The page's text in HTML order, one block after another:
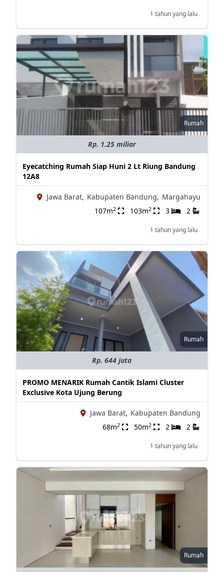
1 tahun yang lalu
Rumah
Rp. 1.25 miliar
Eyecatching Rumah Siap Huni 2 Lt Riung Bandung
12A8
Jawa Barat, Kabupaten Bandung, Margahayu
107m2 103m2 3 2
1 tahun yang lalu
Rumah
Rp. 644 juta
PROMO MENARIK Rumah Cantik Islami Cluster
Exclusive Kota Ujung Berung
Jawa Barat, Kabupaten Bandung
68m2 50m2 2 2
1 tahun yang lalu
Rumah